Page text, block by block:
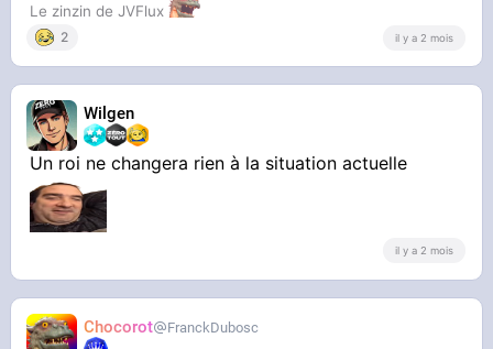
Le zinzin de JVFlux
2 il y a 2 mois
Wilgen
Un roi ne changera rien à la situation actuelle
il y a 2 mois
Chocorot FranckDubosc